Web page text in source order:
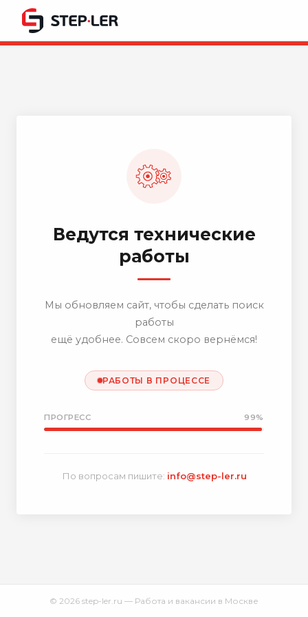
Ведутся технические
работы
Мы обновляем сайт, чтобы сделать поиск
работы
ещё удобнее. Совсем скоро вернёмся!
РАБОТЫ В ПРОЦЕССЕ
ПРОГРЕСС 99%
По вопросам пишите: info@step-ler.ru
© 2026 step-ler.ru — Работа и вакансии в Москве